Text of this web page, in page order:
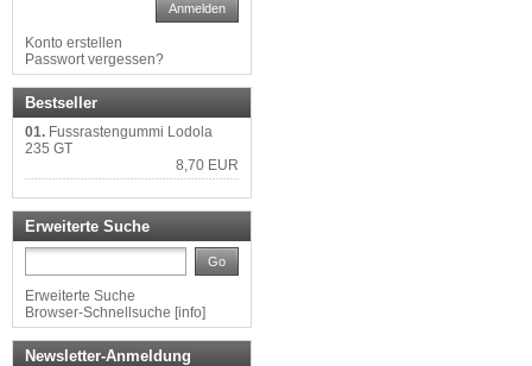
Anmelden
Konto erstellen
Passwort vergessen?
Bestseller
01. Fussrastengummi Lodola
235 GT
8,70 EUR
Erweiterte Suche
Go
Erweiterte Suche
Browser-Schnellsuche [info]
Newsletter-Anmeldung